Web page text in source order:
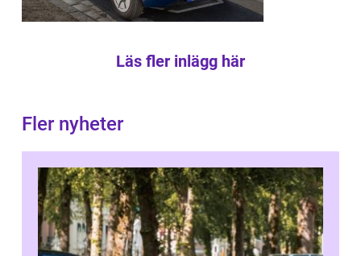
Läs fler inlägg här
Fler nyheter